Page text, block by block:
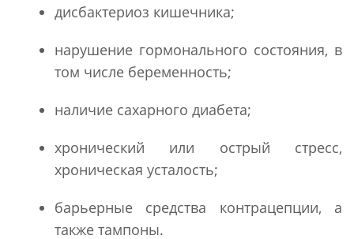
дисбактериоз кишечника;
нарушение гормонального состояния, в
том числе беременность;
наличие сахарного диабета;
хронический или острый стресс,
хроническая усталость;
барьерные средства контрацепции, а
также тампоны.